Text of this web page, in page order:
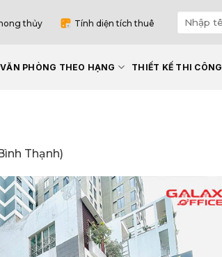
thủy Tính diện tích thuê
VĂN PHÒNG THEO HẠNG THIẾT KẾ THI CÔNG
Thạnh)